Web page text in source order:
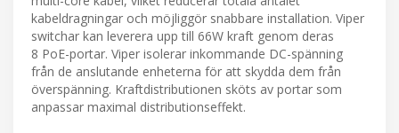
kabeldragningar och möjliggör snabbare installation. Viper
switchar kan leverera upp till 66W kraft genom deras
8 PoE-portar. Viper isolerar inkommande DC-spänning
från de anslutande enheterna för att skydda dem från
överspänning. Kraftdistributionen sköts av portar som
anpassar maximal distributionseffekt.